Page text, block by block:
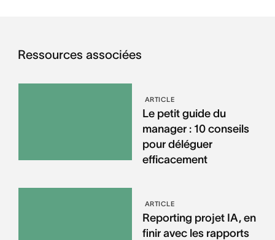
Ressources associées
ARTICLE
Le petit guide du
manager : 10 conseils
pour déléguer
efficacement
ARTICLE
Reporting projet IA, en
finir avec les rapports